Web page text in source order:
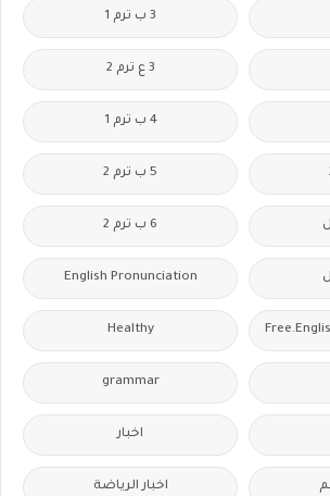
3 ب ترم 1
3 ع ترم 2
4 ب ترم 1
5 ب ترم 2
6 ب ترم 2
English Pronunciation
Healthy
grammar
اخبار
اخبار الرياضة